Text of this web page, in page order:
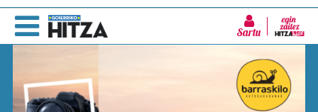
Sartu